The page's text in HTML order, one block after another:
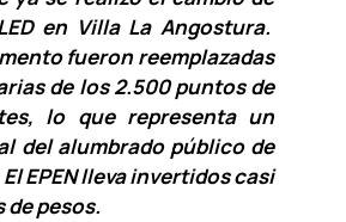
en Villa La Angostura.
fueron reemplazadas
de los 2.500 puntos de
lo que representa un
del alumbrado público de
EPEN lleva invertidos casi
de pesos.